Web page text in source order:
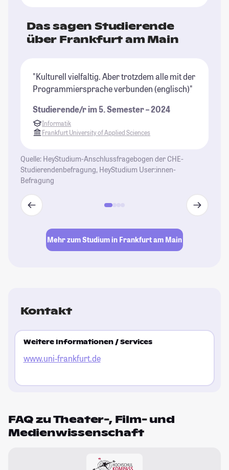
Das sagen Studierende
über Frankfurt am Main
"Kulturell vielfaltig. Aber trotzdem alle mit der
Programmiersprache verbunden (englisch)"
Studierende/r im 5. Semester – 2024
Informatik
Frankfurt University of Applied Sciences
Quelle: HeyStudium-Anschlussfragebogen der CHE-
Studierendenbefragung, HeyStudium User:innen-
Befragung
Mehr zum Studium in Frankfurt am Main
Kontakt
Weitere Informationen / Services
www.uni-frankfurt.de
FAQ zu Theater-, Film- und
Medienwissenschaft